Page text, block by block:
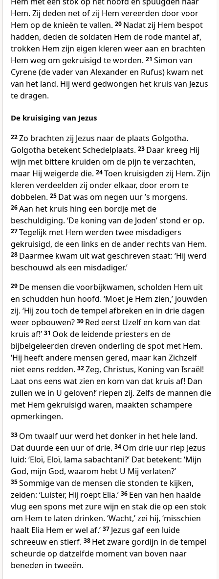
Hem. Zij deden net of zij Hem vereerden door voor
Hem op de knieën te vallen. 20 Nadat zij Hem bespot
hadden, deden de soldaten Hem de rode mantel af,
trokken Hem zijn eigen kleren weer aan en brachten
Hem weg om gekruisigd te worden. 21 Simon van
Cyrene (de vader van Alexander en Rufus) kwam net
van het land. Hij werd gedwongen het kruis van Jezus
te dragen.
De kruisiging van Jezus
22Zo brachten zij Jezus naar de plaats Golgotha.
Golgotha betekent Schedelplaats. 23 Daar kreeg Hij
wijn met bittere kruiden om de pijn te verzachten,
maar Hij weigerde die. 24Toen kruisigden zij Hem. Zijn
kleren verdeelden zij onder elkaar, door erom te
dobbelen. 25 Dat was om negen uur ʼs morgens.
26Aan het kruis hing een bordje met de
beschuldiging. ‘De koning van de Joden’ stond er op.
27Tegelijk met Hem werden twee misdadigers
gekruisigd, de een links en de ander rechts van Hem.
28 Daarmee kwam uit wat geschreven staat: ‘Hij werd
beschouwd als een misdadiger.’
29 De mensen die voorbijkwamen, scholden Hem uit
en schudden hun hoofd. ‘Moet je Hem zien,’ jouwden
zij. ‘Hij zou toch de tempel afbreken en in drie dagen
weer opbouwen? 30 Red eerst Uzelf en kom van dat
kruis af!’ 31 Ook de leidende priesters en de
bijbelgeleerden dreven onderling de spot met Hem.
‘Hij heeft andere mensen gered, maar kan Zichzelf
niet eens redden. 32Zeg, Christus, Koning van Israël!
Laat ons eens wat zien en kom van dat kruis af! Dan
zullen we in U geloven!’ riepen zij. Zelfs de mannen die
met Hem gekruisigd waren, maakten schampere
opmerkingen.
33 Om twaalf uur werd het donker in het hele land.
Dat duurde een uur of drie. 34 Om drie uur riep Jezus
luid: ‘Eloï, Eloï, lama sabachtani?’ Dat betekent: ‘Mijn
God, mijn God, waarom hebt U Mij verlaten?’
35Sommige van de mensen die stonden te kijken,
zeiden: ‘Luister, Hij roept Elia.’ 36 Een van hen haalde
vlug een spons met zure wijn en stak die op een stok
om Hem te laten drinken. ‘Wacht,’ zei hij, ‘misschien
haalt Elia Hem er wel af.’ 37 Jezus gaf een luide
schreeuw en stierf. 38 Het zware gordijn in de tempel
scheurde op datzelfde moment van boven naar
beneden in tweeën.